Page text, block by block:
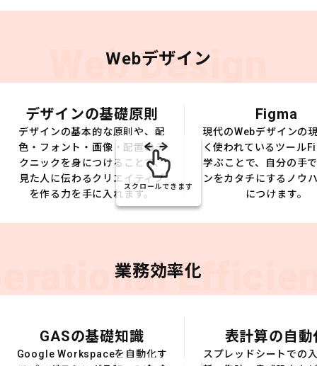
Web Design
Webデザイン
デザインの基礎原則
デザインの基本的な原則や、配
色・フォント・画像・配置のテ
クニックを身につけることで、
見た人に伝わるクリエイティブ
を作る力を手に入れます。
Figma
現代のWebデザインの
く使われているツール
学ぶことで、自分の手
ンをカタチにするノウ
につけます。
スクロールできます
業務効率化
GASの基礎知識
Google Workspaceを自動化す
表計算の自動
スプレッドシートでの